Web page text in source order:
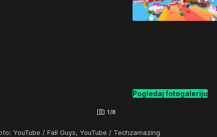
1/8
Pogledaj fotogaleriju
YouTube / Fall Guys, YouTube / Techzamazing